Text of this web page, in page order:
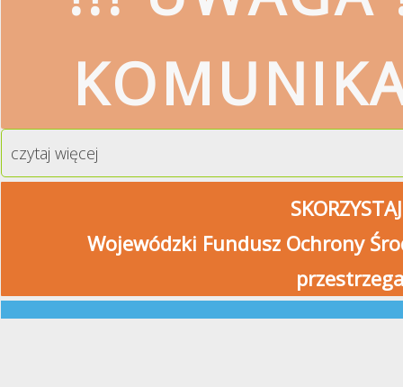
czytaj więcej
Wojewódzki Fundusz Ochrony